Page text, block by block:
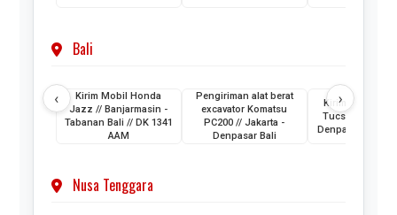
Bali
‹
Kirim Mobil Honda
Jazz // Banjarmasin -
Tabanan Bali // DK 1341
AAM
Pengiriman alat berat
excavator Komatsu
PC200 // Jakarta -
Denpasar Bali
Kirim Mobil
Tucson //
Denpasar // BL
›
Nusa Tenggara